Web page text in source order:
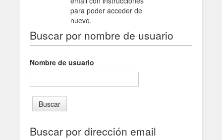
para poder acceder de
nuevo.
Buscar por nombre de usuario
Nombre de usuario
Buscar por dirección email